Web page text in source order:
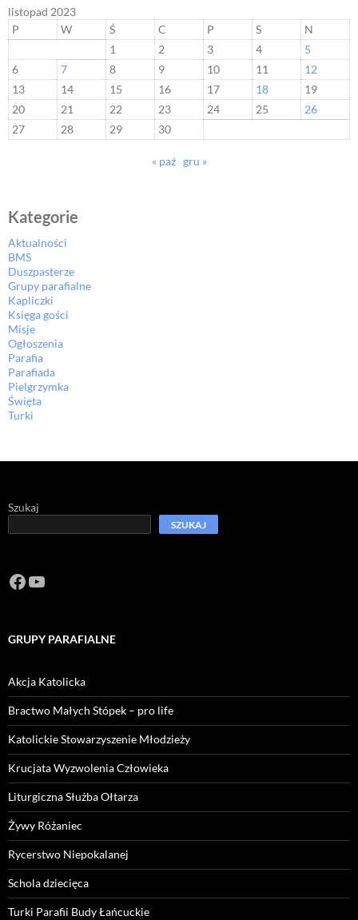
listopad 2023
P
W Ś C P S
N
1
2 3 4
5
6
7 8 9 10 11
12
13
14 15 16 17 18
19
20
21 22 23 24 25
26
27
28 29 30
« paź gru »
Kategorie
Aktualności
BMS
Duszpasterze
Grupy parafialne
Kapliczki
Księga gości
Misje
Ogłoszenia
Parafia
Parafiada
Pielgrzymka
Święta
Turki
Szukaj
SZUKAJ
Facebook
https://www.youtube.com/channel/
GRUPY PARAFIALNE
Akcja Katolicka
Bractwo Małych Stópek – pro life
Katolickie Stowarzyszenie Młodzieży
Krucjata Wyzwolenia Człowieka
Liturgiczna Służba Ołtarza
Żywy Różaniec
Rycerstwo Niepokalanej
Schola dziecięca
Turki Parafii Budy Łańcuckie